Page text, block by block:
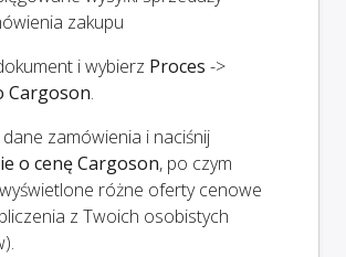
zakupu
i wybierz Proces ->
Cargoson.
zamówienia i naciśnij
o cenę Cargoson, po czym
różne oferty cenowe
z Twoich osobistych